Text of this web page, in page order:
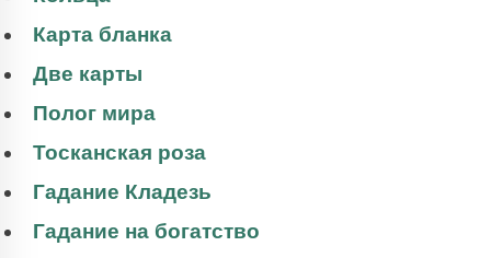
Карта бланка
Две карты
Полог мира
Тосканская роза
Гадание Кладезь
Гадание на богатство